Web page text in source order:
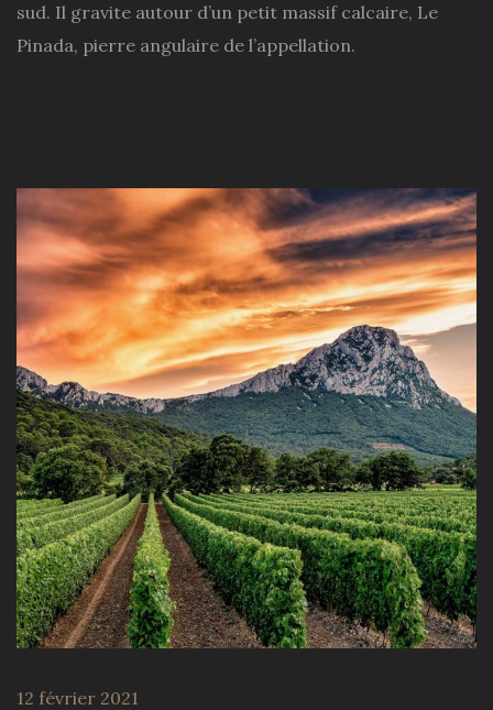
sud. Il gravite autour d’un petit massif calcaire, Le
Pinada, pierre angulaire de l’appellation.
12 février 2021